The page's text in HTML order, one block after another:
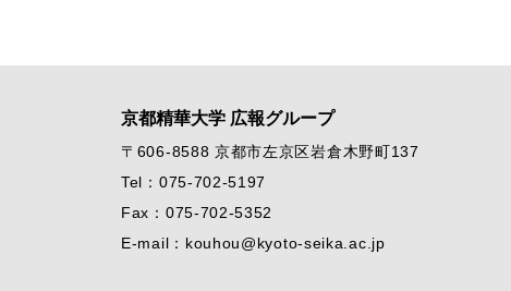
京都精華大学 広報グループ
〒606-8588 京都市左京区岩倉木野町137
Tel：075-702-5197
Fax：075-702-5352
E-mail：kouhou@kyoto-seika.ac.jp